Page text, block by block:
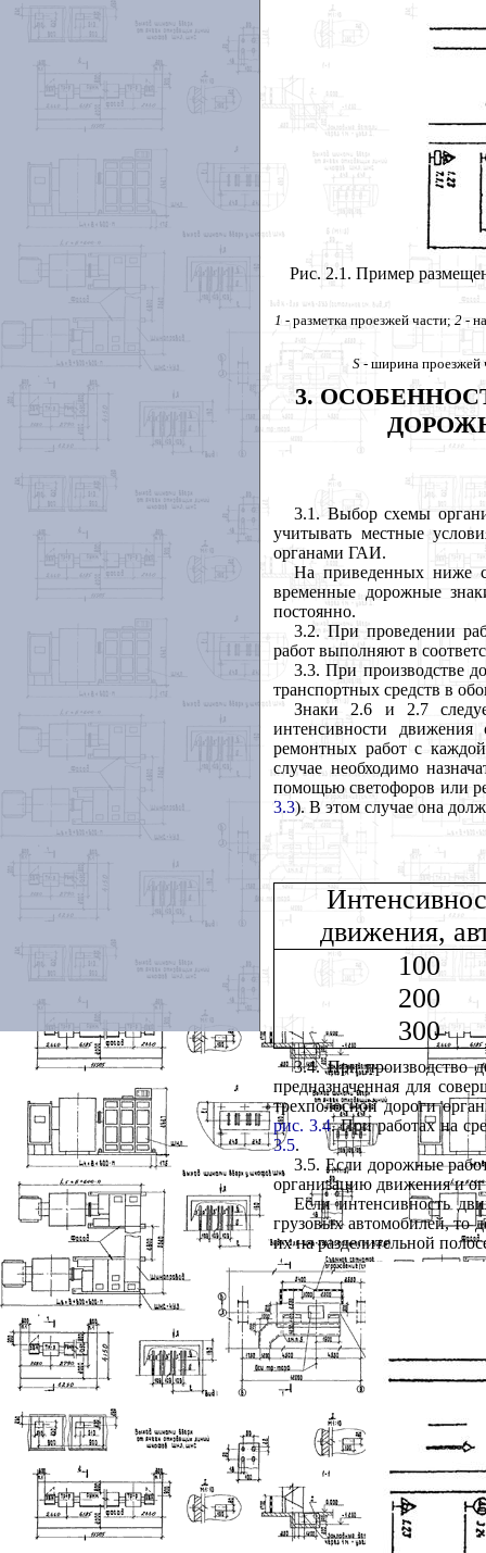
Рис. 2.1. Пример
1 - разметка проезжей части; 2 -
S - ширина проезжей
3.
3.1. Выбор схемы
учитывать местные
органами ГАИ.
На приведенных ниже
временные дорожные
постоянно.
3.2. При проведении
работ выполняют в
3.3. При производстве
транспортных средств в
Знаки 2.6 и 2.7
интенсивности движения
ремонтных работ с
случае необходимо
помощью светофоров или
3.3). В этом случае она
движения,
100
200
300
3.4. При производство
предназначенная для
трехполосной дороги
рис. 3.4. При работах на
3.5.
3.5. Если дорожные
организацию движения и
Если интенсивность
грузовых автомобилей, то
их на разделительной